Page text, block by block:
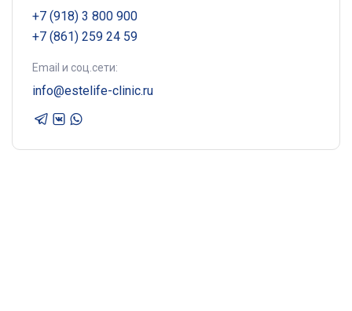
+7 (918) 3 800 900
+7 (861) 259 24 59
Email и соц.сети:
info@estelife-clinic.ru